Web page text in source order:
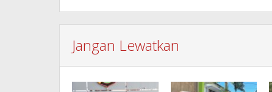
Jangan Lewatkan